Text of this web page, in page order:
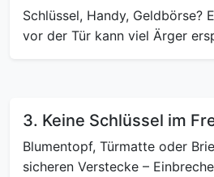
Schlüssel, Handy, Geldbörse?
vor der Tür kann viel Ärger
3. Keine Schlüssel im
Blumentopf, Türmatte oder
sicheren Verstecke –